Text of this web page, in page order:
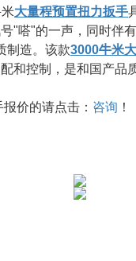
大量程预置扭力扳手
"嗒"的一声，同时伴
制造。该款3000牛米
和控制，是和国产品
报价的请点击： 咨询 ！